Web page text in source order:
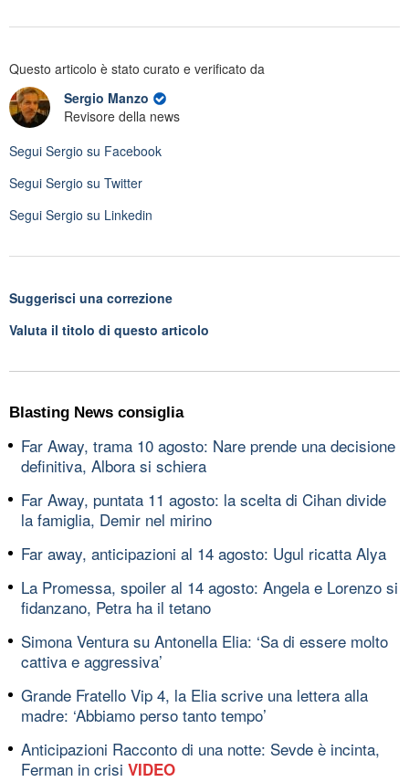
Questo articolo è stato curato e verificato da
Sergio Manzo
Revisore della news
Segui Sergio su Facebook
Segui Sergio su Twitter
Segui Sergio su Linkedin
Suggerisci una correzione
Valuta il titolo di questo articolo
Blasting News consiglia
Far Away, trama 10 agosto: Nare prende una decisione
definitiva, Albora si schiera
Far Away, puntata 11 agosto: la scelta di Cihan divide
la famiglia, Demir nel mirino
Far away, anticipazioni al 14 agosto: Ugul ricatta Alya
La Promessa, spoiler al 14 agosto: Angela e Lorenzo si
fidanzano, Petra ha il tetano
Simona Ventura su Antonella Elia: ‘Sa di essere molto
cattiva e aggressiva’
Grande Fratello Vip 4, la Elia scrive una lettera alla
madre: ‘Abbiamo perso tanto tempo’
Anticipazioni Racconto di una notte: Sevde è incinta,
Ferman in crisi VIDEO